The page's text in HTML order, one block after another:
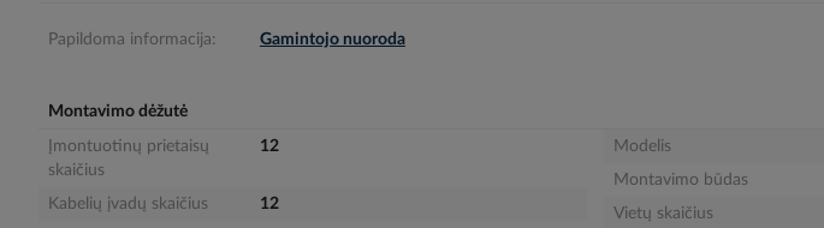
Papildoma informacija: Gamintojo nuoroda
Montavimo dėžutė
Įmontuotinų prietaisų
skaičius
12
Kabelių įvadų skaičius
12
Modelis
Montavimo būdas
Vietų skaičius